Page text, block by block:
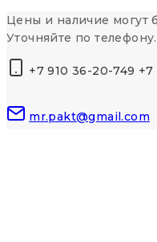
Перейти
к
Цены и наличие могут
Уточняйте по телефону.
+7 910 36-20-749
mr.pakt@gmail.com